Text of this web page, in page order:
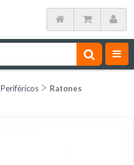
Periféricos Ratones